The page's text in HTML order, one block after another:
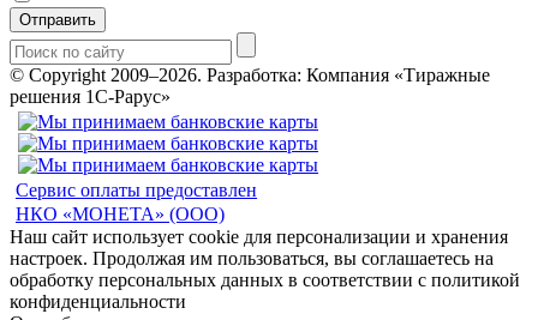
Отправить
© Copyright 2009–2026. Разработка: Компания «Тиражные
решения 1С-Рарус»
Сервис оплаты предоставлен
НКО «МОНЕТА» (ООО)
Наш сайт использует cookie для персонализации и хранения
настроек. Продолжая им пользоваться, вы соглашаетесь на
обработку персональных данных в соответствии с политикой
конфиденциальности